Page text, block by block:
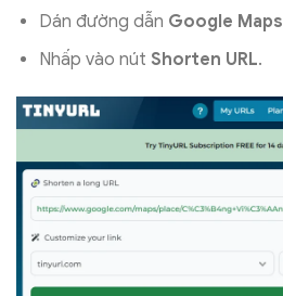
Dán đường dẫn Google Maps
Nhấp vào nút Shorten URL.